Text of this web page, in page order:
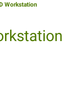
Workstation